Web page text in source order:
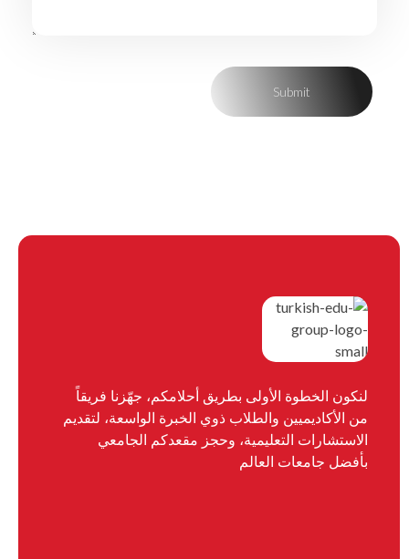
لنكون الخطوة الأولى بطريق أحلامكم، جهّزنا فريقاً
من الأكاديميين والطلاب ذوي الخبرة الواسعة، لتقديم
الاستشارات التعليمية، وحجز مقعدكم الجامعي
بأفضل جامعات العالم